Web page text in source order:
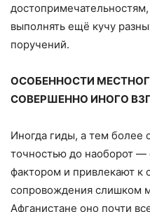
выполнять ещё кучу
поручений.
ОСОБЕННОСТИ
СОВЕРШЕННО ИНОГО
Иногда гиды, а тем более
точностью до наоборот
фактором и привлекают к
сопровождения слишком
Афганистане оно почти